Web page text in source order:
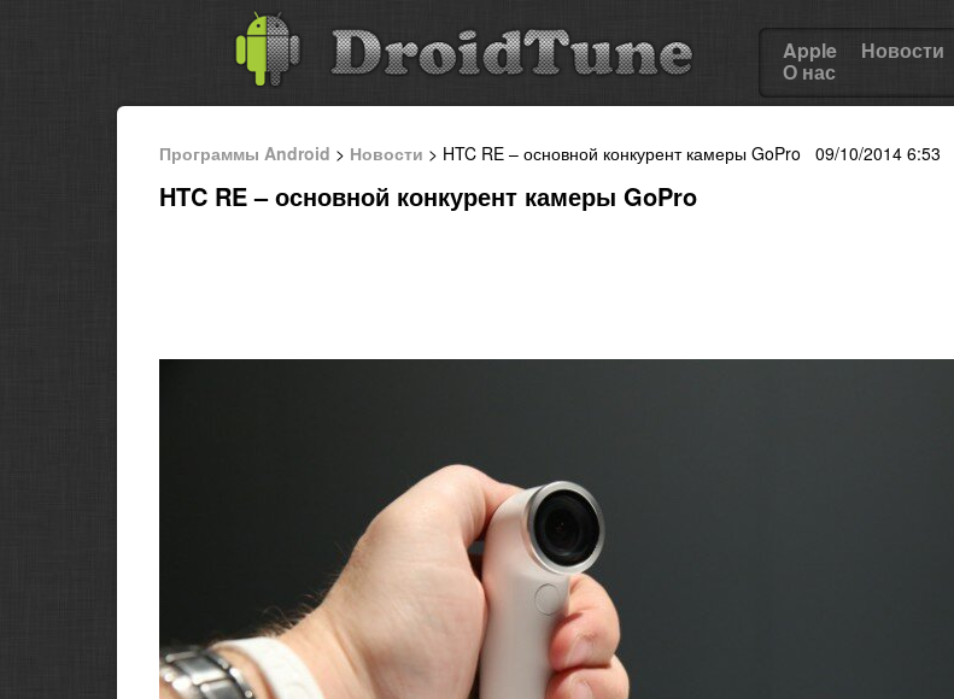
Apple Новости
О нас
Программы Android > Новости > HTC RE – основной конкурент камеры GoPro 09/10/2014 6:53
HTC RE – основной конкурент камеры GoPro